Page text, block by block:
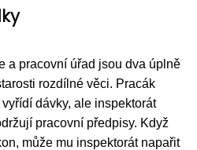
a pracovní úřad jsou dva úplně
rozdílné věci. Pracák
dávky, ale inspektorát
pracovní předpisy. Když
může mu inspektorát napařit